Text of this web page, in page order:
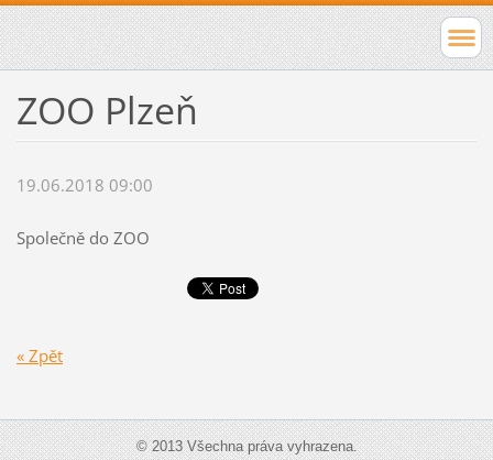
ZOO Plzeň
19.06.2018 09:00
Společně do ZOO
« Zpět
© 2013 Všechna práva vyhrazena.